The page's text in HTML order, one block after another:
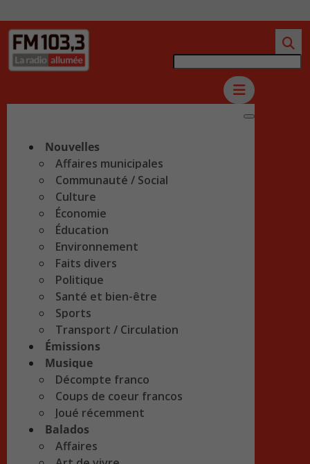
Nouvelles
Affaires municipales
Communauté / Social
Culture
Économie
Éducation
Environnement
Faits divers
Politique
Santé et bien-être
Sports
Transport / Circulation
Émissions
Musique
Décompte franco
Coups de coeur francos
Joué récemment
Balados
Affaires